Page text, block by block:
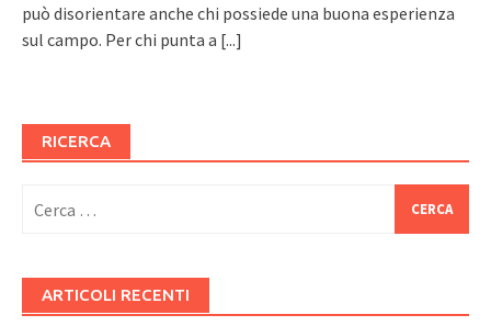
può disorientare anche chi possiede una buona esperienza
sul campo. Per chi punta a [...]
RICERCA
per:
ARTICOLI RECENTI